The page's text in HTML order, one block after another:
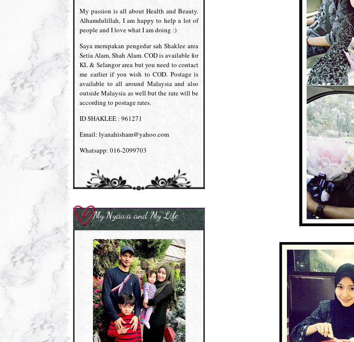
My passion is all about Health and Beauty.
Alhamdulillah, I am happy to help a lot of
people and I love what I am doing :)
Saya merupakan pengedar sah Shaklee area
Setia Alam, Shah Alam. COD is available for
KL & Selangor area but you need to contact
me earlier if you wish to COD. Postage is
available to all around Malaysia and also
outside Malaysia as well but the rate will be
according to postage rates.
ID SHAKLEE : 961271
Email: lyanahisham@yahoo.com
Whatsapp: 016-2099703
My Nyawa and My Life